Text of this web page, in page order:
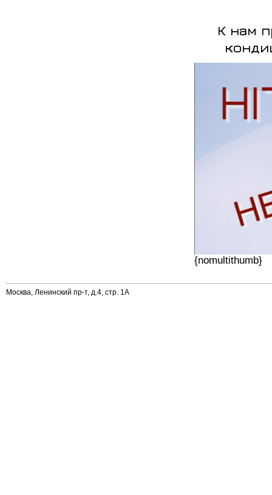
К нам
{nomultithumb}
Москва, Ленинский пр-т, д.4, стр. 1А